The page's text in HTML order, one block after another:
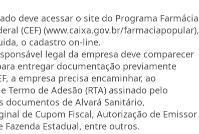
deve acessar o site do Programa Farmácia
(CEF) (www.caixa.gov.br/farmaciapopular),
o cadastro on-line.
legal da empresa deve comparecer
entregar documentação previamente
a empresa precisa encaminhar, ao
Termo de Adesão (RTA) assinado pelo
documentos de Alvará Sanitário,
de Cupom Fiscal, Autorização de Emissor
Fazenda Estadual, entre outros.